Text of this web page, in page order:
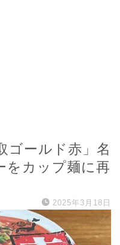
ゴールド赤」名
をカップ麺に再
2025年3月18日